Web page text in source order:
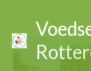
inhoud